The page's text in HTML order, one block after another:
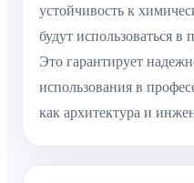
устойчивость к
будут использоваться в
Это гарантирует
использования в
как архитектура и